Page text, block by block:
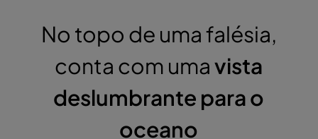
No topo de uma falésia,
conta com umavista
deslumbrante para o
oceano